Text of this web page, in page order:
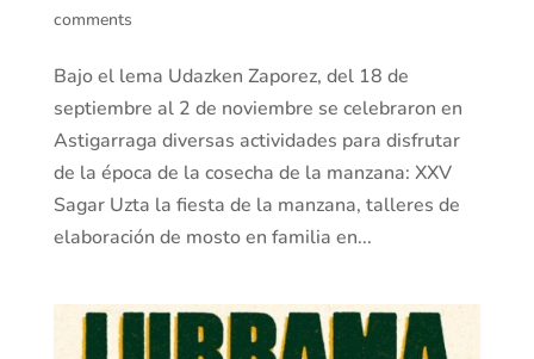
comments
Bajo el lema Udazken Zaporez, del 18 de
septiembre al 2 de noviembre se celebraron en
Astigarraga diversas actividades para disfrutar
de la época de la cosecha de la manzana: XXV
Sagar Uzta la fiesta de la manzana, talleres de
elaboración de mosto en familia en...